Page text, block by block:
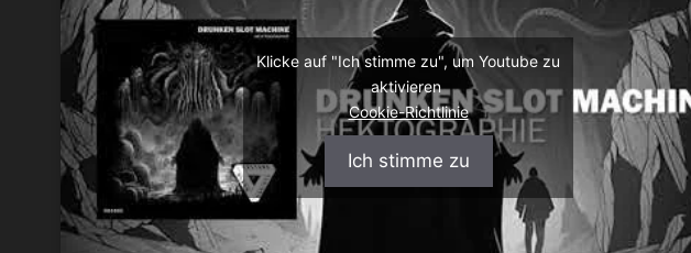
Klicke auf "Ich stimme zu", um Youtube zu
aktivieren
Cookie-Richtlinie
Ich stimme zu